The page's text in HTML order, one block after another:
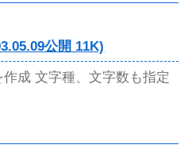
公開 11K)
成 文字種、文字数も指定